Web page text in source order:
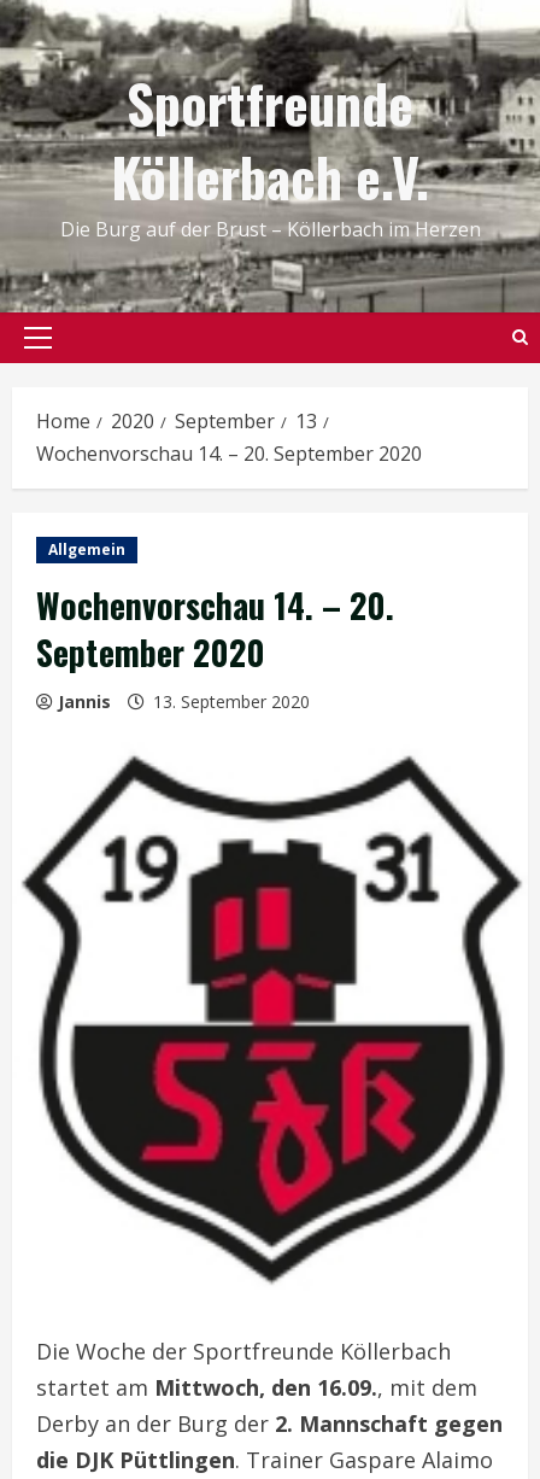
Skip
to
content
Sportfreunde
Köllerbach e.V.
Die Burg auf der Brust – Köllerbach im Herzen
Primary
Home 2020 September
13
Wochenvorschau 14. – 20. September 2020
Allgemein
Wochenvorschau 14. – 20.
September 2020
Jannis 13. September 2020
Die Woche der Sportfreunde Köllerbach
startet am Mittwoch, den 16.09., mit dem
Derby an der Burg der 2. Mannschaft gegen
die DJK Püttlingen. Trainer Gaspare Alaimo